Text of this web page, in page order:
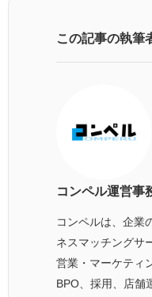
この記事の執筆
コンペル運営事
コンペルは、企業
ネスマッチングサ
営業・マーケティ
BPO、採用、店舗